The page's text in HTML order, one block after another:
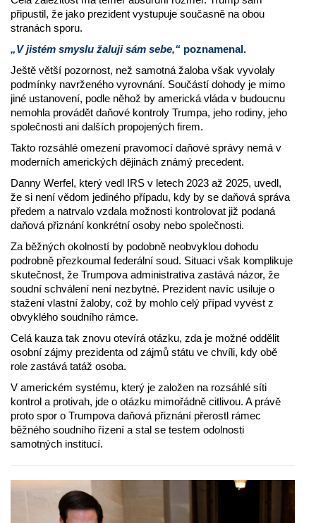
připustil, že jako prezident vystupuje současně na obou
stranách sporu.
„V jistém smyslu žaluji sám sebe,“ poznamenal.
Ještě větší pozornost, než samotná žaloba však vyvolaly
podmínky navrženého vyrovnání. Součástí dohody je mimo
jiné ustanovení, podle něhož by americká vláda v budoucnu
nemohla provádět daňové kontroly Trumpa, jeho rodiny, jeho
společnosti ani dalších propojených firem.
Takto rozsáhlé omezení pravomocí daňové správy nemá v
moderních amerických dějinách známý precedent.
Danny Werfel, který vedl IRS v letech 2023 až 2025, uvedl,
že si není vědom jediného případu, kdy by se daňová správa
předem a natrvalo vzdala možnosti kontrolovat již podaná
daňová přiznání konkrétní osoby nebo společnosti.
Za běžných okolností by podobně neobvyklou dohodu
podrobně přezkoumal federální soud. Situaci však komplikuje
skutečnost, že Trumpova administrativa zastává názor, že
soudní schválení není nezbytné. Prezident navíc usiluje o
stažení vlastní žaloby, což by mohlo celý případ vyvést z
obvyklého soudního rámce.
Celá kauza tak znovu otevírá otázku, zda je možné oddělit
osobní zájmy prezidenta od zájmů státu ve chvíli, kdy obě
role zastává tatáž osoba.
V americkém systému, který je založen na rozsáhlé síti
kontrol a protivah, jde o otázku mimořádně citlivou. A právě
proto spor o Trumpova daňová přiznání přerostl rámec
běžného soudního řízení a stal se testem odolnosti
samotných institucí.